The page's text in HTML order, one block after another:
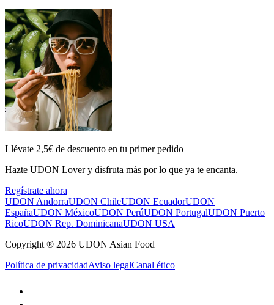
Llévate 2,5€ de descuento en tu primer pedido
Hazte UDON Lover y disfruta más por lo que ya te encanta.
Regístrate ahora
UDON AndorraUDON ChileUDON EcuadorUDON
EspañaUDON MéxicoUDON PerúUDON PortugalUDON Puerto
RicoUDON Rep. DominicanaUDON USA
Copyright ® 2026 UDON Asian Food
Política de privacidadAviso legalCanal ético